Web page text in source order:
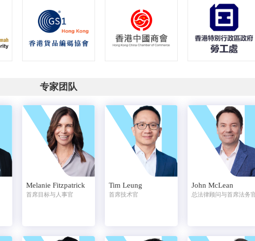
专家团队
Melanie Fitzpatrick
首席目标与人事官
Tim Leung
首席技术官
John McLean
总法律顾问与首席法务